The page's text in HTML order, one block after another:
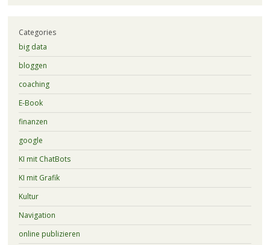
Categories
big data
bloggen
coaching
E-Book
finanzen
google
KI mit ChatBots
KI mit Grafik
Kultur
Navigation
online publizieren